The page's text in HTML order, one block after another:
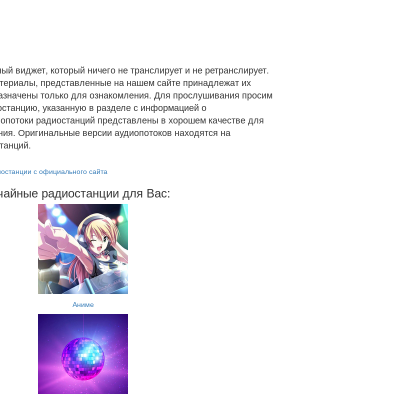
виджет, который ничего не транслирует и не ретранслирует.
представленные на нашем сайте принадлежат их
только для ознакомления. Для прослушивания просим
указанную в разделе с информацией о
радиостанций представлены в хорошем качестве для
Оригинальные версии аудиопотоков находятся на
с официального сайта
радиостанции для Вас:
Аниме